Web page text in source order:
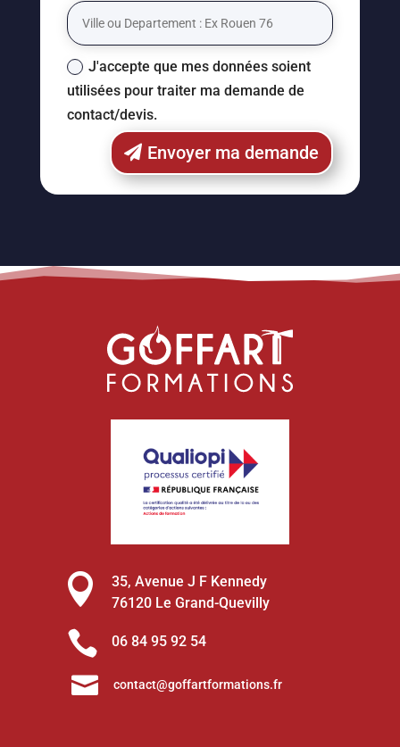
J'accepte que mes données soient
utilisées pour traiter ma demande de
contact/devis.
Envoyer ma demande

35, Avenue J F Kennedy
76120 Le Grand-Quevilly
 06 84 95 92 54
 contact@goffartformations.fr